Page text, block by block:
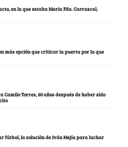
en la que estaba María Fda. Carrascal,
más opción que criticar la puerta por la que
Torres, 60 años después de haber sido
fútbol, la solución de Iván Mejía para luchar